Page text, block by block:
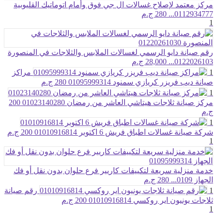
مركز معتمد لإصلاح غسالات ال جي فوق وأمام اتوماتيك القليوبية
0112934777...
280 ج.م
1
رقم صيانة دايو الرسمي لغسالات الملابس والثلاجات في المنصورة
0122026103...
28,000 ج.م
1
مراكز
صيانة ديب فريزر كريازي سمنود 01095999314
280 ج.م
1
مركز صيانة ثلاجات هيتاشي العاشر من رمضان 01023140280
200
ج.م
1
شركة صيانة غسالات اطباق فريش 6 اكتوبر 01010916814
200 ج.م
1
خدمة منزلية سريعة لتكييفات كاريير فرع حلوان بدون نقل أو فك
الجهاز 0109...
280 ج.م
1
رقم صيانة
ثلاجات يونيون اير روكسي 01010916814
200 ج.م
1